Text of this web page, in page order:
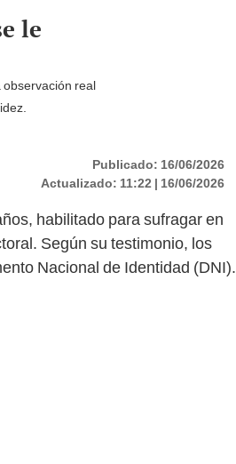
le
observación real
Publicado: 16/06/2026
Actualizado: 11:22 | 16/06/2026
habilitado para sufragar en
Según su testimonio, los
Nacional de Identidad (DNI).